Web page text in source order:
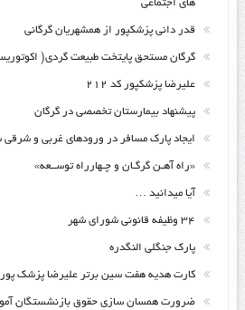
های اجتماعی
قدر دانی پزشکپور از همشهریان گرگانی
گرگان مستحق پایتخت طبیعت گردی(
علیرضا پزشکپور کد ۲۱۲
پیشنهاد بیمارستان تخصصی در گرگان
ایجاد پارک مسافر در ورودهای غربی و شرقی
«راه آهـن گرگـان و چـهارراه توســعه»
آیا میدانید …
۳۴ وظیفه قانونی شورای شهر
پارک جنگلی النگدره
کارت هدیه هفت سین برتر علیرضا پزشک پور
ضرورت همسان سازی حقوق بازنشستگان